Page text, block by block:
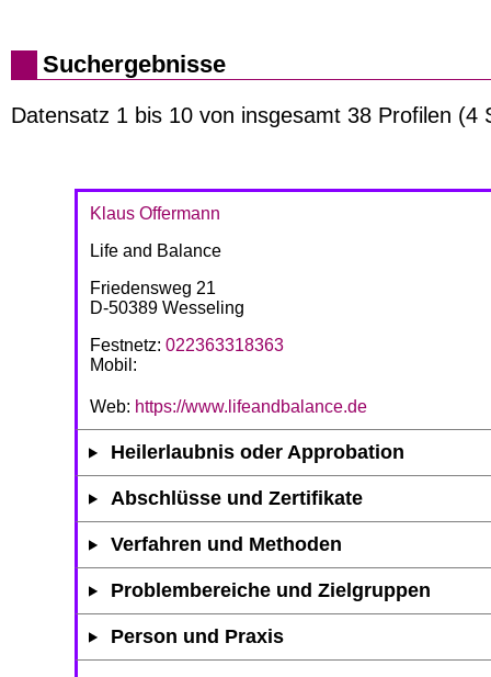
Suchergebnisse
Datensatz 1 bis 10 von insgesamt 38 Profilen (4
Klaus Offermann
Life and Balance
Friedensweg 21
D-50389 Wesseling
Festnetz: 022363318363
Mobil:
Web: https://www.lifeandbalance.de
Heilerlaubnis oder Approbation
Abschlüsse und Zertifikate
Verfahren und Methoden
Problembereiche und Zielgruppen
Person und Praxis